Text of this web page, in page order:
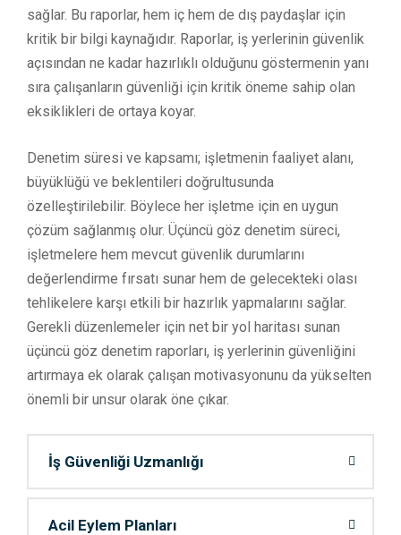
sağlar. Bu raporlar, hem iç hem de dış paydaşlar için
kritik bir bilgi kaynağıdır. Raporlar, iş yerlerinin güvenlik
açısından ne kadar hazırlıklı olduğunu göstermenin yanı
sıra çalışanların güvenliği için kritik öneme sahip olan
eksiklikleri de ortaya koyar.
Denetim süresi ve kapsamı; işletmenin faaliyet alanı,
büyüklüğü ve beklentileri doğrultusunda
özelleştirilebilir. Böylece her işletme için en uygun
çözüm sağlanmış olur. Üçüncü göz denetim süreci,
işletmelere hem mevcut güvenlik durumlarını
değerlendirme fırsatı sunar hem de gelecekteki olası
tehlikelere karşı etkili bir hazırlık yapmalarını sağlar.
Gerekli düzenlemeler için net bir yol haritası sunan
üçüncü göz denetim raporları, iş yerlerinin güvenliğini
artırmaya ek olarak çalışan motivasyonunu da yükselten
önemli bir unsur olarak öne çıkar.
İş Güvenliği Uzmanlığı
Acil Eylem Planları